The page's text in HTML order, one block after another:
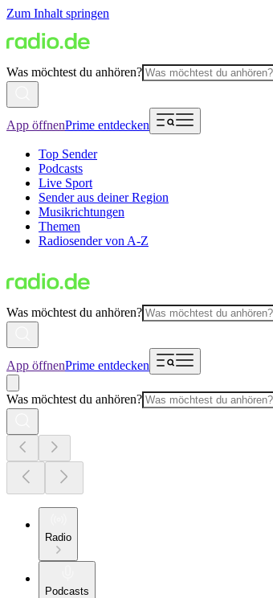
Zum Inhalt springen
Was möchtest du anhören?
App öffnenPrime entdecken
Top Sender
Podcasts
Live Sport
Sender aus deiner Region
Musikrichtungen
Themen
Radiosender von A-Z
Was möchtest du anhören?
App öffnenPrime entdecken
Was möchtest du anhören?
Radio
Podcasts